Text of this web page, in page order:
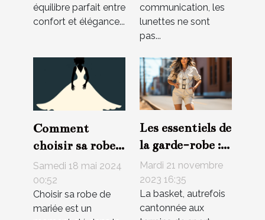
équilibre parfait entre
confort et élégance...
communication, les
lunettes ne sont
pas...
Comment
choisir sa robe
de mariée selon
sa morphologie :
conseils et
astuces
Samedi 18 mai 2024
00:52
Choisir sa robe de
mariée est un
Les essentiels de
la garde-robe :
Comment
styliser vos
baskets pour
toute occasion
Mardi 21 novembre
2023 16:35
La basket, autrefois
cantonnée aux